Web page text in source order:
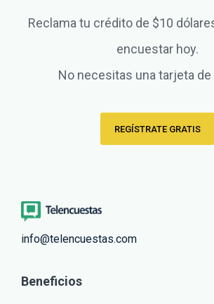
Reclama tu crédito de $10
encuestar hoy.
No necesitas una tarjeta
REGÍSTRATE GRATIS
info@telencuestas.com
Beneficios